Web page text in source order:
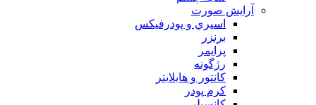
آرايش صورت
اسپري و پودرفيكس
برنزر
پرايمر
رژگونه
كانتور و هايلايتر
كرم پودر